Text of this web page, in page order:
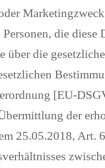
die diese
über die
[EU-
der
25.05.2018, Art.